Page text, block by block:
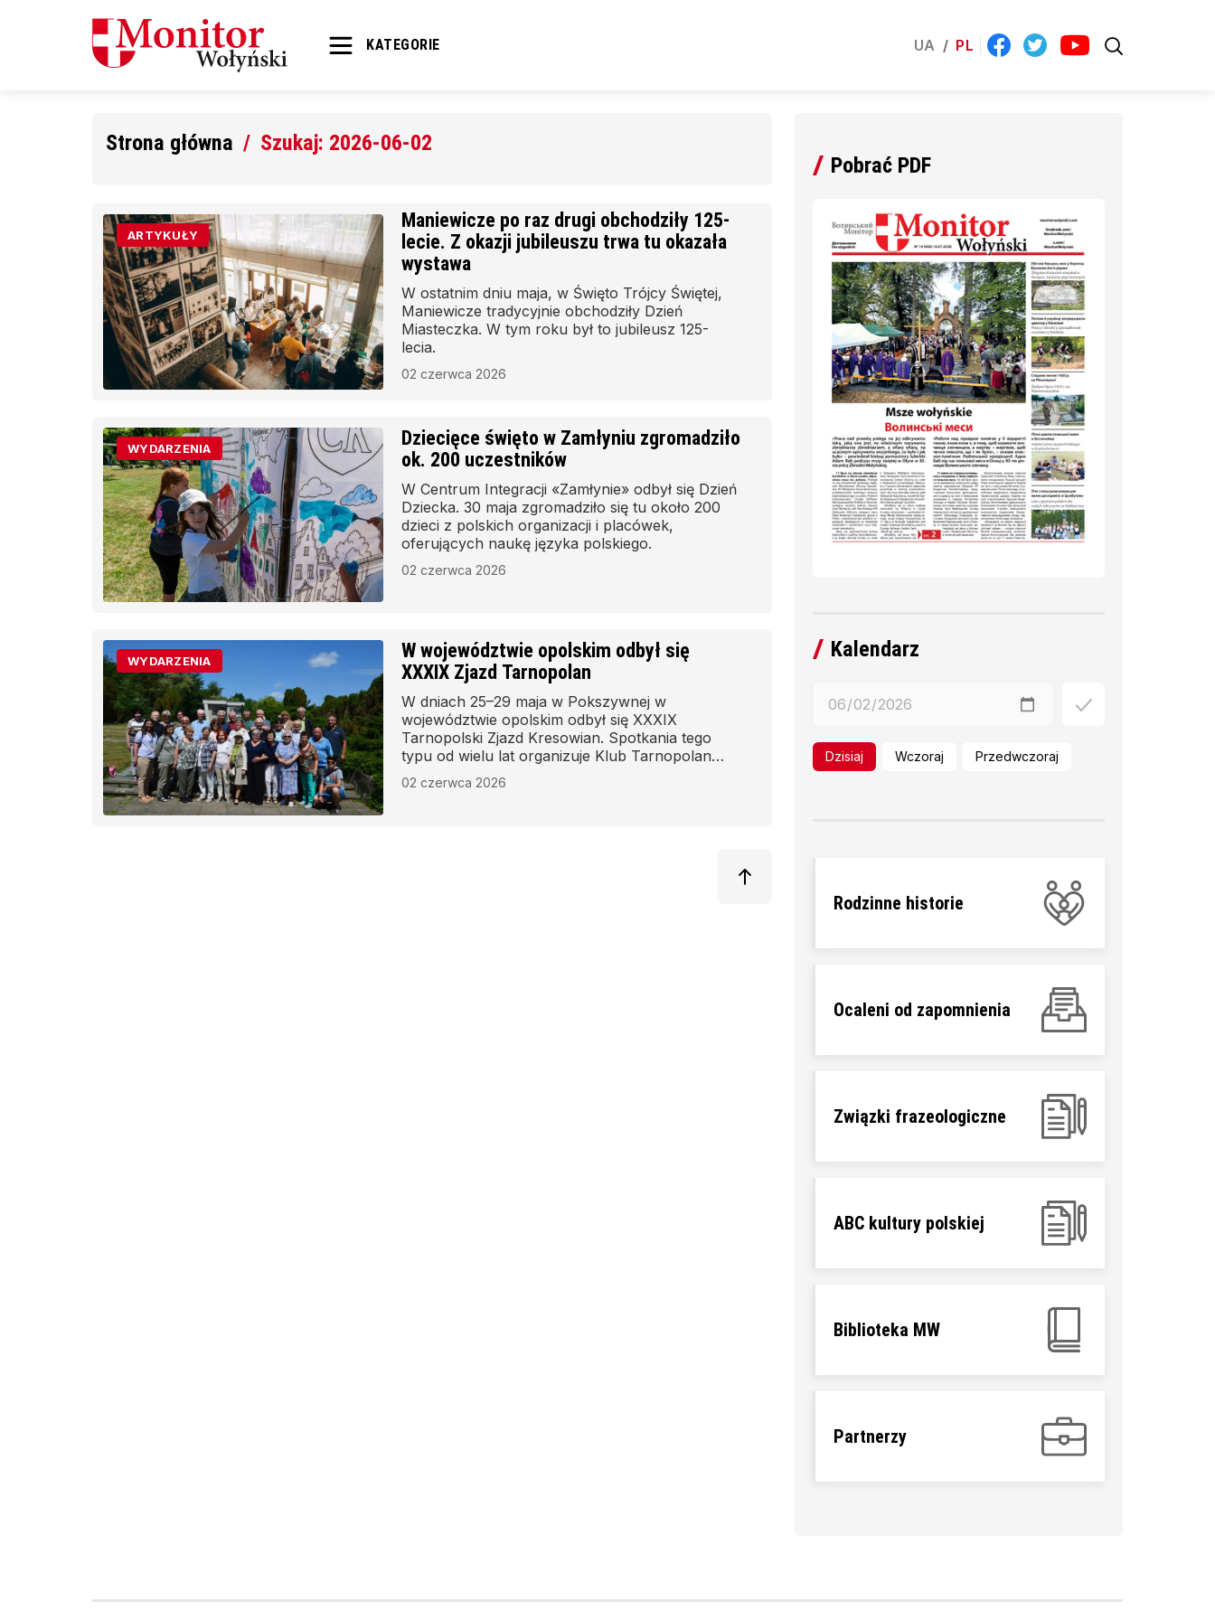
KATEGORIE UA / PL
Strona główna Szukaj: 2026-06-02
ARTYKUŁY
Maniewicze po raz drugi obchodziły 125-
lecie. Z okazji jubileuszu trwa tu okazała
wystawa
W ostatnim dniu maja, w Święto Trójcy Świętej,
Maniewicze tradycyjnie obchodziły Dzień
Miasteczka. W tym roku był to jubileusz 125-
lecia.
02 czerwca 2026
WYDARZENIA
Dziecięce święto w Zamłyniu zgromadziło
ok. 200 uczestników
W Centrum Integracji «Zamłynie» odbył się Dzień
Dziecka. 30 maja zgromadziło się tu około 200
dzieci z polskich organizacji i placówek,
oferujących naukę języka polskiego.
02 czerwca 2026
WYDARZENIA
W województwie opolskim odbył się
XXXIX Zjazd Tarnopolan
W dniach 25–29 maja w Pokszywnej w
województwie opolskim odbył się XXXIX
Tarnopolski Zjazd Kresowian. Spotkania tego
typu od wielu lat organizuje Klub Tarnopolan
pod przewodnictwem Janiny Stadnik.
02 czerwca 2026
Pobrać PDF
Kalendarz
Dzisiaj Wczoraj Przedwczoraj
Rodzinne historie
Ocaleni od zapomnienia
Związki frazeologiczne
ABC kultury polskiej
Biblioteka MW
Partnerzy